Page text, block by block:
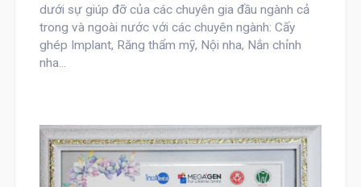
dưới sự giúp đỡ của các chuyên gia đầu ngành cả
trong và ngoài nước với các chuyên ngành: Cấy
ghép Implant, Răng thẩm mỹ, Nội nha, Nắn chỉnh
nha...